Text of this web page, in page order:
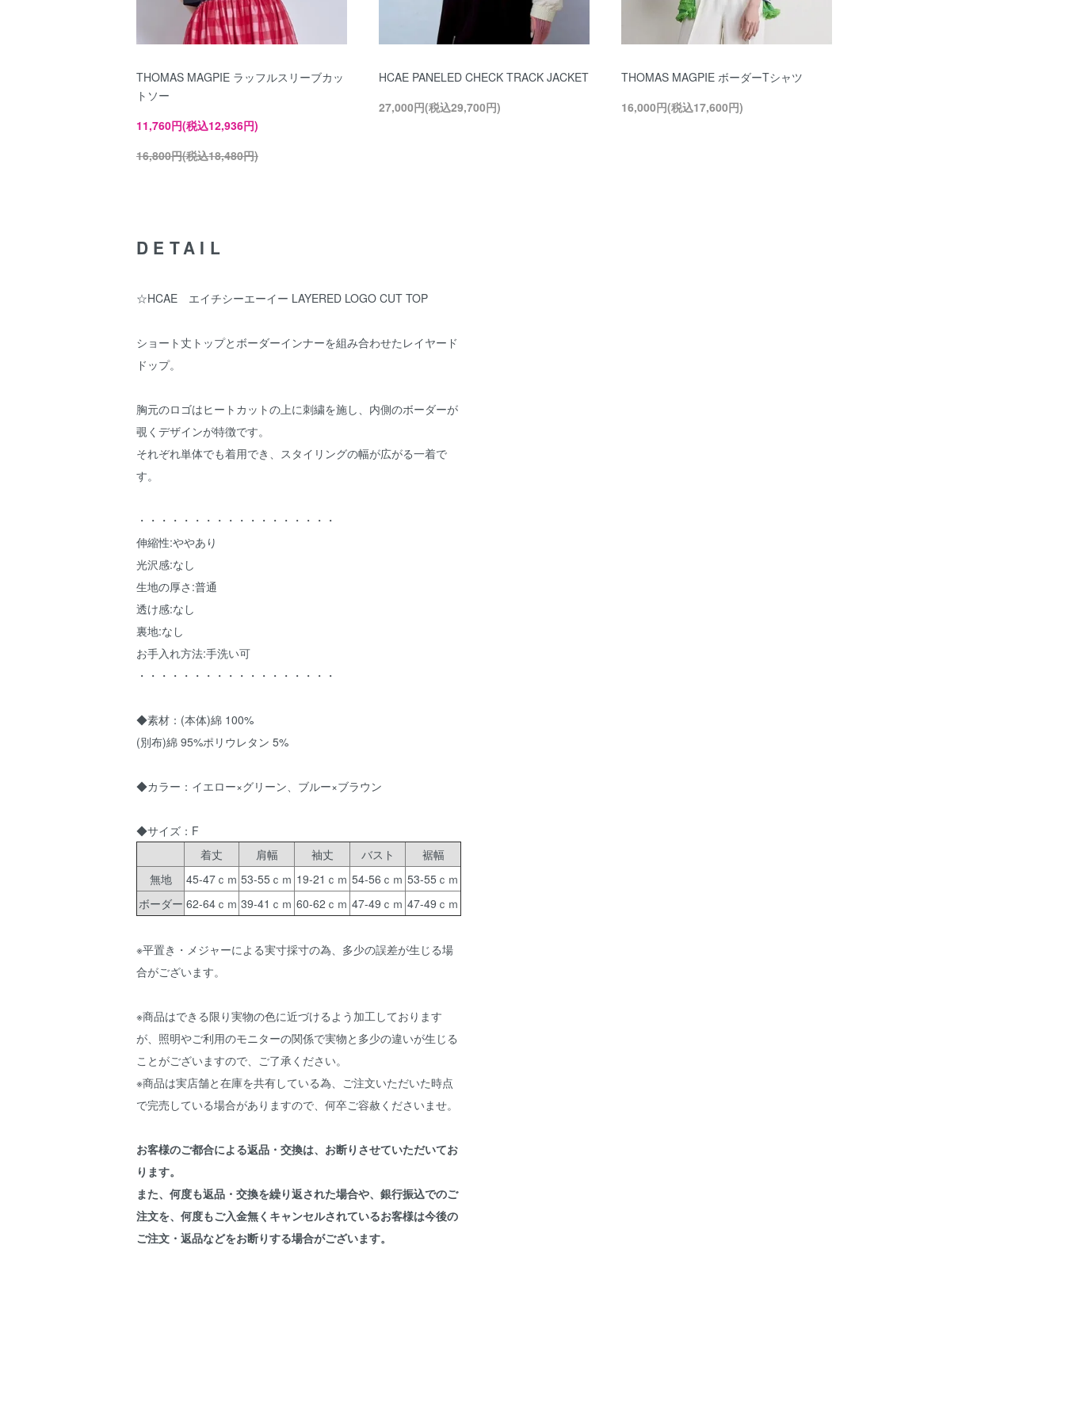
THOMAS MAGPIE ラッフルスリーブカッ
トソー
11,760円(税込12,936円)
16,800円(税込18,480円)
HCAE PANELED CHECK TRACK JACKET
27,000円(税込29,700円)
THOMAS MAGPIE ボーダーTシャツ
16,000円(税込17,600円)
DETAIL
☆HCAE エイチシーエーイー LAYERED LOGO CUT TOP
ショート丈トップとボーダーインナーを組み合わせたレイヤード
ドップ。
胸元のロゴはヒートカットの上に刺繍を施し、内側のボーダーが
覗くデザインが特徴です。
それぞれ単体でも着用でき、スタイリングの幅が広がる一着で
す。
・・・・・・・・・・・・・・・・・・
伸縮性:ややあり
光沢感:なし
生地の厚さ:普通
透け感:なし
裏地:なし
お手入れ方法:手洗い可
・・・・・・・・・・・・・・・・・・
◆素材：(本体)綿 100%
(別布)綿 95%ポリウレタン 5%
◆カラー：イエロー×グリーン、ブルー×ブラウン
◆サイズ：F
着丈
肩幅 袖丈 バスト
裾幅
無地
45-47ｃｍ 53-55ｃｍ 19-21ｃｍ 54-56ｃｍ 53-55ｃｍ
ボーダー 62-64ｃｍ 39-41ｃｍ 60-62ｃｍ 47-49ｃｍ 47-49ｃｍ
※平置き・メジャーによる実寸採寸の為、多少の誤差が生じる場
合がございます。
※商品はできる限り実物の色に近づけるよう加工しております
が、照明やご利用のモニターの関係で実物と多少の違いが生じる
ことがございますので、ご了承ください。
※商品は実店舗と在庫を共有している為、ご注文いただいた時点
で完売している場合がありますので、何卒ご容赦くださいませ。
お客様のご都合による返品・交換は、お断りさせていただいてお
ります。
また、何度も返品・交換を繰り返された場合や、銀行振込でのご
注文を、何度もご入金無くキャンセルされているお客様は今後の
ご注文・返品などをお断りする場合がございます。